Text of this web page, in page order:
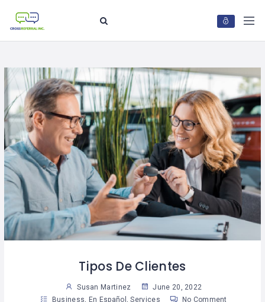
Tipos De Clientes
Susan Martinez
June 20, 2022
Business
En Español ,Services No Comment